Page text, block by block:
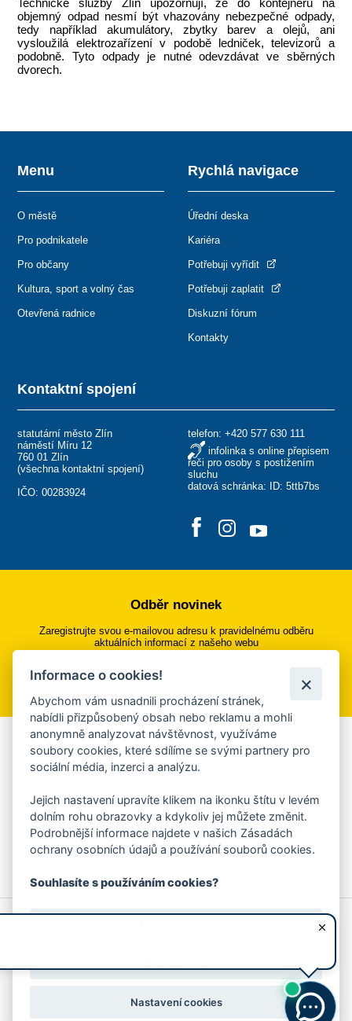
Technické služby Zlín upozorňují, že do kontejnerů na
objemný odpad nesmí být vhazovány nebezpečné odpady,
tedy například akumulátory, zbytky barev a olejů, ani
vysloužilá elektrozařízení v podobě ledniček, televizorů a
podobně. Tyto odpady je nutné odevzdávat ve sběrných
dvorech.
Kontaktní spojení
statutární město Zlín
náměstí Míru 12
760 01 Zlín
(všechna kontaktní spojení)
IČO: 00283924
telefon: +420 577 630 111
infolinka s online přepisem
řeči pro osoby s postižením
sluchu
datová schránka: ID: 5ttb7bs
Menu
O městě
Pro podnikatele
Pro občany
Kultura, sport a volný čas
Otevřená radnice
Rychlá navigace
Úřední deska
Kariéra
Potřebuji vyřídit
Potřebuji zaplatit
Diskuzní fórum
Kontakty
Odběr novinek
Zaregistrujte svou e-mailovou adresu k pravidelnému odběru
aktuálních informací z našeho webu
Přihlásit se k odběru
Aplikace Mobilní rozhlas
Chcete dostávat do svého mobilu či mailu upozornění na
ankety, pozvánky na kulturní a sportovní akce?
Více informací o aplikaci
© 2026 Magistrát města Zlína
Prohlášení o používání cookies
Informace o cookies!
Abychom vám usnadnili procházení stránek,
nabídli přizpůsobený obsah nebo reklamu a mohli
anonymně analyzovat návštěvnost, využíváme
soubory cookies, které sdílíme se svými partnery pro
sociální média, inzerci a analýzu.
Jejich nastavení upravíte klikem na ikonku štítu v levém
dolním rohu obrazovky a kdykoliv jej můžete změnit.
Podrobnější informace najdete v našich Zásadách
ochrany osobních údajů a používání souborů cookies.
Souhlasíte s používáním cookies?
Nastavení cookies